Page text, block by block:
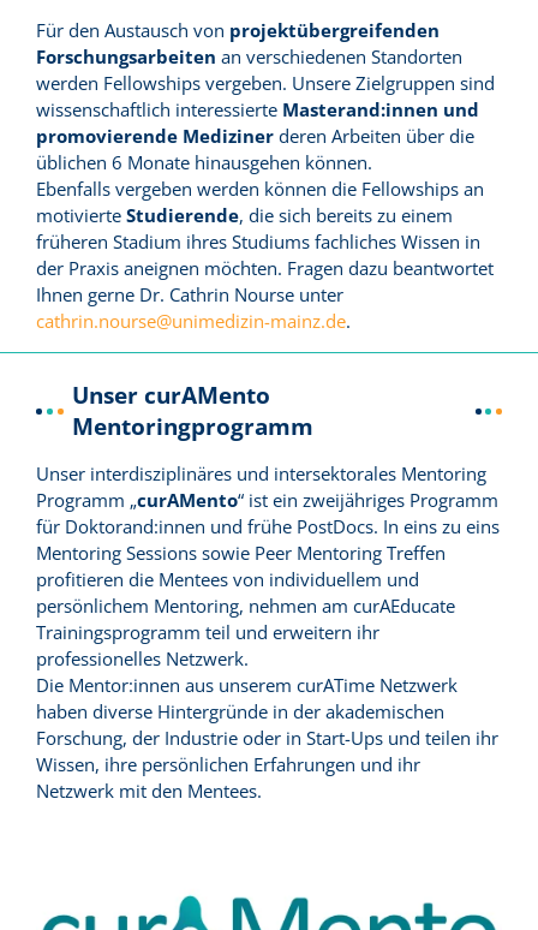
Für den Austausch von projektübergreifenden
Forschungsarbeiten an verschiedenen Standorten
werden Fellowships vergeben. Unsere Zielgruppen sind
wissenschaftlich interessierte Masterand:innen und
promovierende Mediziner deren Arbeiten über die
üblichen 6 Monate hinausgehen können.
Ebenfalls vergeben werden können die Fellowships an
motivierte Studierende, die sich bereits zu einem
früheren Stadium ihres Studiums fachliches Wissen in
der Praxis aneignen möchten. Fragen dazu beantwortet
Ihnen gerne Dr. Cathrin Nourse unter
cathrin.nourse@unimedizin-mainz.de.
Unser curAMento
Mentoringprogramm
Unser interdisziplinäres und intersektorales Mentoring
Programm „curAMento“ ist ein zweijähriges Programm
für Doktorand:innen und frühe PostDocs. In eins zu eins
Mentoring Sessions sowie Peer Mentoring Treffen
profitieren die Mentees von individuellem und
persönlichem Mentoring, nehmen am curAEducate
Trainingsprogramm teil und erweitern ihr
professionelles Netzwerk.
Die Mentor:innen aus unserem curATime Netzwerk
haben diverse Hintergründe in der akademischen
Forschung, der Industrie oder in Start-Ups und teilen ihr
Wissen, ihre persönlichen Erfahrungen und ihr
Netzwerk mit den Mentees.